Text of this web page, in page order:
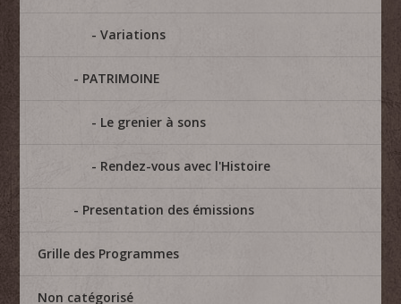
Variations
PATRIMOINE
Le grenier à sons
Rendez-vous avec l'Histoire
Presentation des émissions
Grille des Programmes
Non catégorisé